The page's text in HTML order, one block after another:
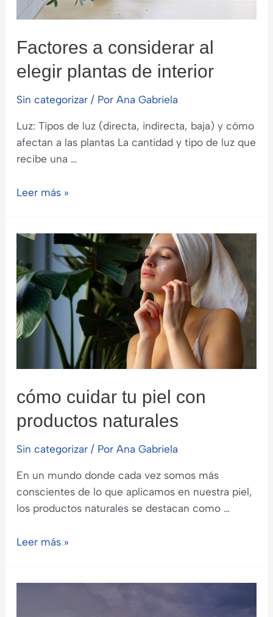
Factores a considerar al
elegir plantas de interior
Sin categorizar/ Por Ana Gabriela
Luz: Tipos de luz (directa, indirecta, baja) y cómo
afectan a las plantas La cantidad y tipo de luz que
recibe una …
Factores
elegir
plantas
de
interior
Leer más »
cómo cuidar tu piel con
productos naturales
Sin categorizar/ Por Ana Gabriela
En un mundo donde cada vez somos más
conscientes de lo que aplicamos en nuestra piel,
los productos naturales se destacan como …
cómo
Leer más »